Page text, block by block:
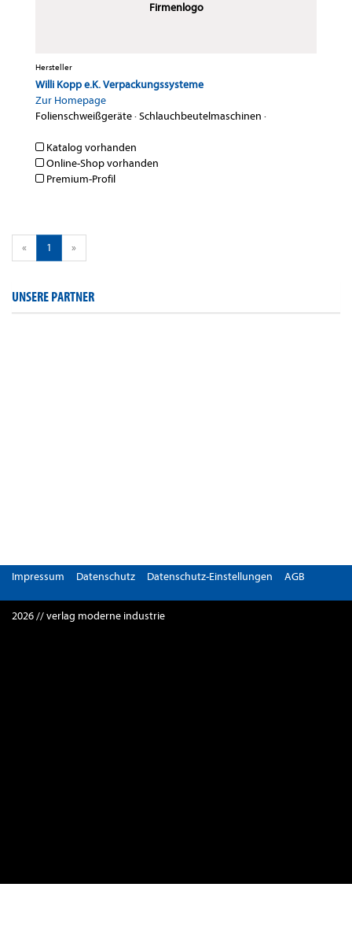
Firmenlogo
Hersteller
Willi Kopp e.K. Verpackungssysteme
Zur Homepage
Folienschweißgeräte·Schlauchbeutelmaschinen ·
Katalog vorhanden
Online-Shop vorhanden
Premium-Profil
« 1 »
UNSERE PARTNER
Impressum Datenschutz Datenschutz-Einstellungen AGB
2026 // verlag moderne industrie